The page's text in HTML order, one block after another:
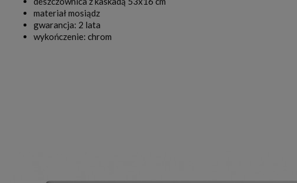
materiał mosiądz
gwarancja: 2 lata
wykończenie: chrom